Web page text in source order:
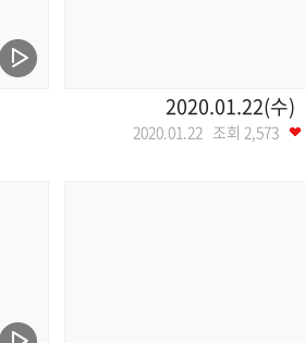
2020.01.22(수)
2020.01.22 조회 2,573